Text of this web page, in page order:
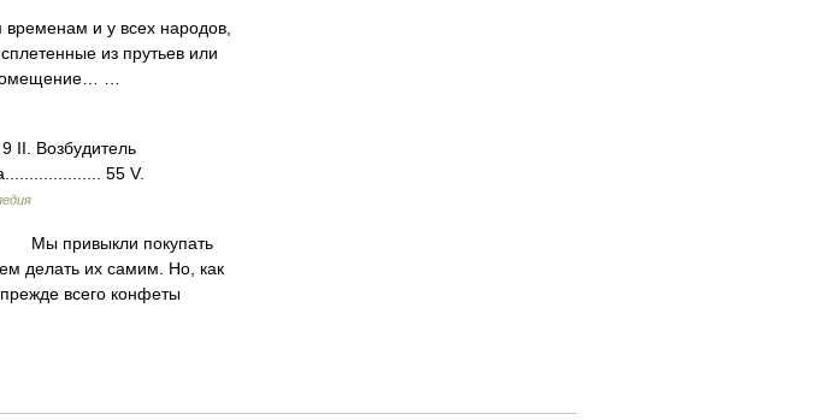
и у всех народов,
из прутьев или
помещение… …
II. Возбудитель
55 V.
привыкли покупать
делать их самим. Но, как
всего конфеты